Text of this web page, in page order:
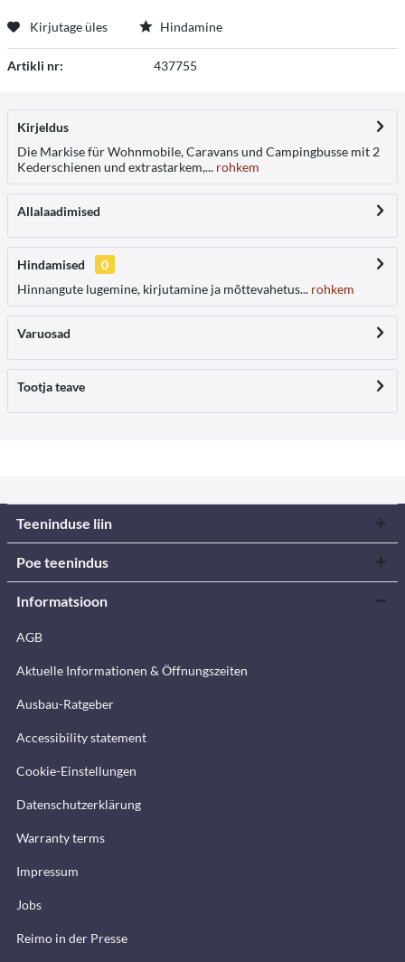
Kirjutage üles Hindamine
Artikli nr: 437755
Kirjeldus
Die Markise für Wohnmobile, Caravans und Campingbusse mit 2
Kederschienen und extrastarkem,... rohkem
Allalaadimised
Hindamised
0
Hinnangute lugemine, kirjutamine ja mõttevahetus... rohkem
Varuosad
Tootja teave
Teeninduse liin
Poe teenindus
Informatsioon
AGB
Aktuelle Informationen & Öffnungszeiten
Ausbau-Ratgeber
Accessibility statement
Cookie-Einstellungen
Datenschutzerklärung
Warranty terms
Impressum
Jobs
Reimo in der Presse